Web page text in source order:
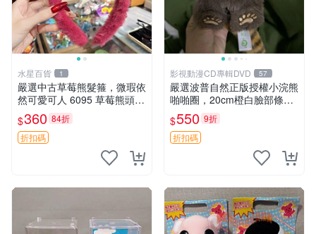
水星百貨 1
嚴選中古草莓熊髮箍，微瑕依
然可愛可人 6095 草莓熊頭飾
中古髮圈 熊寶 寶寶 娃娃熊髮
箍 中古收藏 玩具髮夾
$360 84折
折扣碼
影視動漫CD專輯DVD 57
嚴選波普自然正版授權小浣熊
啪啪圈，20cm橙白臉部條紋
清晰，毛絨超萌贈品推薦。
小浣熊 波普 圈環
$550 9折
折扣碼